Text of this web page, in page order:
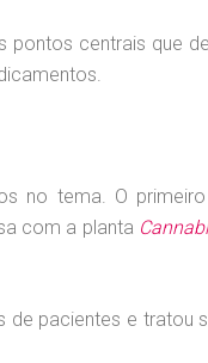
centrais que
no tema. O
com a planta
pacientes e